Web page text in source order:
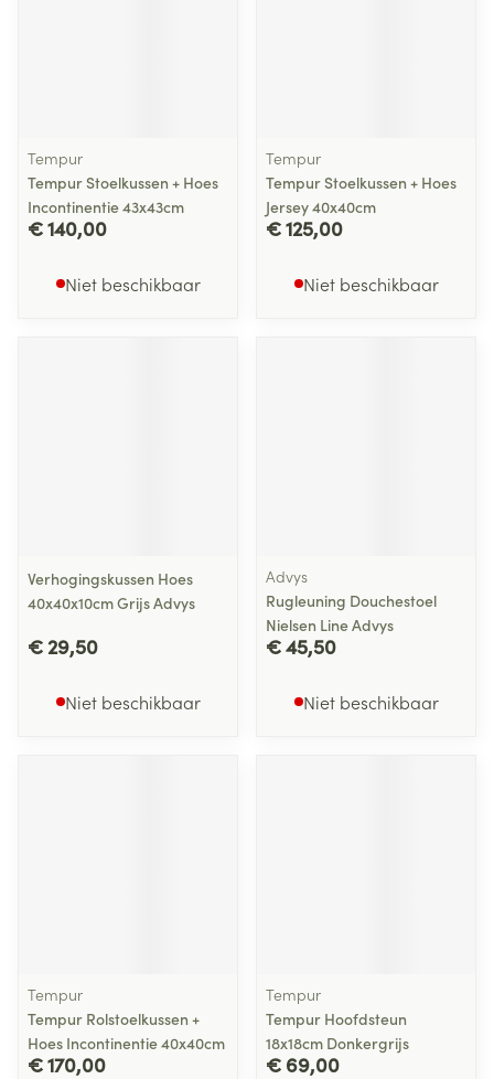
Tempur
Tempur Stoelkussen + Hoes
Incontinentie 43x43cm
€ 140,00
Niet beschikbaar
Tempur
Tempur Stoelkussen + Hoes
Jersey 40x40cm
€ 125,00
Niet beschikbaar
Verhogingskussen Hoes
40x40x10cm Grijs Advys
€ 29,50
Niet beschikbaar
Advys
Rugleuning Douchestoel
Nielsen Line Advys
€ 45,50
Niet beschikbaar
Tempur
Tempur Rolstoelkussen +
Hoes Incontinentie 40x40cm
€ 170,00
Tempur
Tempur Hoofdsteun
18x18cm Donkergrijs
€ 69,00